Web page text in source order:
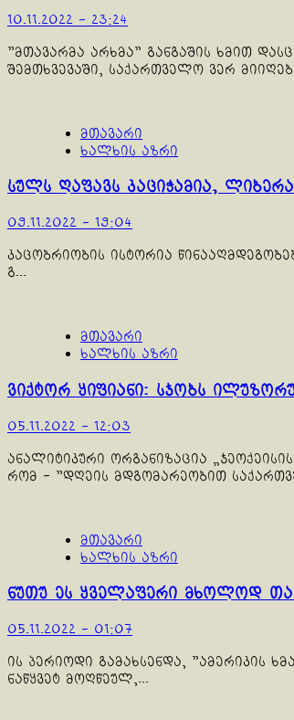
10.11.2022 - 23:24
"მთავარმა არხმა" განგაშის ხმით
შემთხვევაში, საქართველო ვერ
მთავარი
ხალხის აზრი
სულს ღაფავს კაციჭამია,
09.11.2022 - 19:04
კაცობრიობის ისტორია
გ...
მთავარი
ხალხის აზრი
ვიქტორ ყიფიანი: სჯობს
05.11.2022 - 12:03
ანალიტიკური ორგანიზაცია
რომ - "დღეის მდგომარეობით
მთავარი
ხალხის აზრი
ნუთუ ეს ყველაფერი მხოლოდ
05.11.2022 - 01:07
ის პერიოდი გამახსენდა, "ამერიკის
ნაწყვეტ მოღწეულ,...